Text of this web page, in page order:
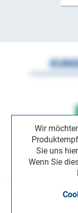
Wir
Sie uns
Wenn Sie